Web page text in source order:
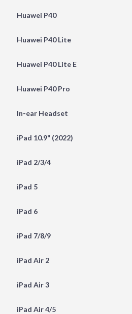
Huawei P40
Huawei P40 Lite
Huawei P40 Lite E
Huawei P40 Pro
In-ear Headset
iPad 10.9" (2022)
iPad 2/3/4
iPad 5
iPad 6
iPad 7/8/9
iPad Air 2
iPad Air 3
iPad Air 4/5